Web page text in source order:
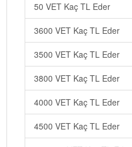
50 VET Kaç TL Eder
3600 VET Kaç TL Eder
3500 VET Kaç TL Eder
3800 VET Kaç TL Eder
4000 VET Kaç TL Eder
4500 VET Kaç TL Eder